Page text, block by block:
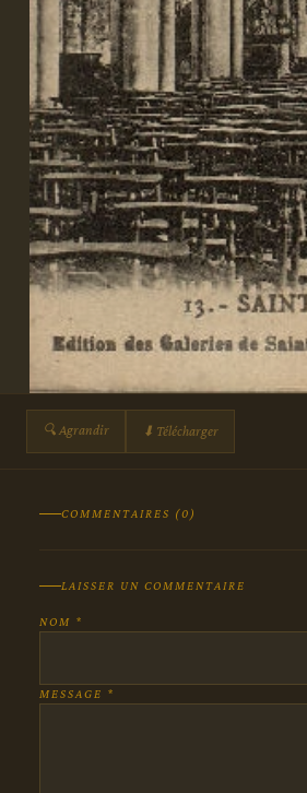
🔍 Agrandir ⬇ Télécharger
COMMENTAIRES (0)
LAISSER UN COMMENTAIRE
NOM *
MESSAGE *